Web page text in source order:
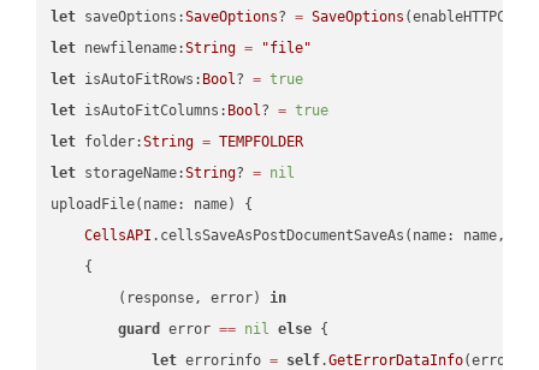
let saveOptions:SaveOptions? = SaveOptions
let newfilename:String =
"file"
let isAutoFitRows: Bool? = true
let isAutoFitColumns: Bool? = true
let folder:String = TEMPFOLDER
let storageName:String? = nil
uploadFile(name: name) {
CellsAPI .cellsSaveAsPostDocumentSaveAs(name:
    {
        (response, error)
in
guard
error == nil else {
let errorinfo = self.GetErrorDataInfo(error: